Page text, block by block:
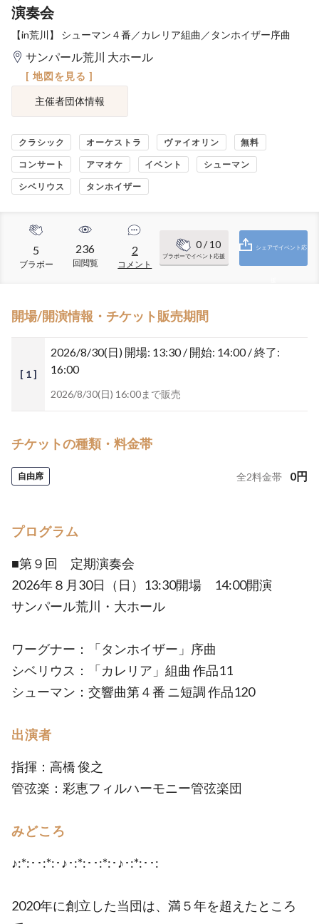
演奏会
【in荒川】 シューマン４番／カレリア組曲／タンホイザー序曲
サンパール荒川 大ホール
[ 地図を見る ]
主催者団体情報
クラシック オーケストラ ヴァイオリン 無料
コンサート アマオケ イベント シューマン
シベリウス タンホイザー
5
ブラボー
236
回閲覧
2
コメント
0/ 10
ブラボーでイベント応援
シェアでイベント応
開場/開演情報・チケット販売期間
[ 1 ]
2026/8/30(日) 開場: 13:30 / 開始: 14:00 / 終了:
16:00
2026/8/30(日) 16:00まで販売
チケットの種類・料金帯
自由席 全2料金帯 0円
プログラム
■第９回 定期演奏会
2026年８月30日（日）13:30開場 14:00開演
サンパール荒川・大ホール
ワーグナー：「タンホイザー」序曲
シベリウス：「カレリア」組曲 作品11
シューマン：交響曲第４番 ニ短調 作品120
出演者
指揮：高橋 俊之
管弦楽：彩恵フィルハーモニー管弦楽団
みどころ
♪:*:･･:*:･♪･:*:･･:*:･♪･:*:･･:
2020年に創立した当団は、満５年を超えたところ